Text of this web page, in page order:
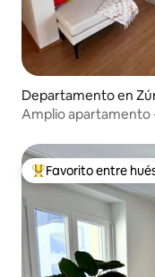
Departamento en
Amplio apartamento
Favorito entre los
Favorito entre